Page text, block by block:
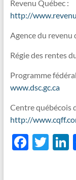
et
vous
rêvez
!
Revenu Québec :
http://
Agence du revenu
Régie des rentes
Programme
www.dsc.gc.ca
Centre québécois
http://
F T